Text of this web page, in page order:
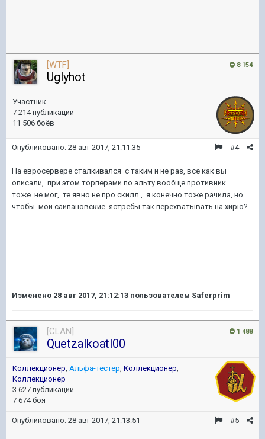
8 154
[WTF]
Uglyhot
Участник
7 214 публикации
11 506 боёв
#4
Опубликовано: 28 авг 2017, 21:11:35
На евросервере сталкивался с таким и не раз, все как вы
описали, при этом торперами по альту вообще противник
тоже не мог, те явно не про скилл , я конечно тоже рачила, но
чтобы мои сайпановские ястребы так перехватывать на хирю?
Изменено 28 авг 2017, 21:12:13 пользователем Saferprim
1 488
[CLAN]
Quetzalkoatl00
Коллекционер Альфа-тестер Коллекционер
Коллекционер
3 627 публикаций
7 674 боя
#5
Опубликовано: 28 авг 2017, 21:13:51